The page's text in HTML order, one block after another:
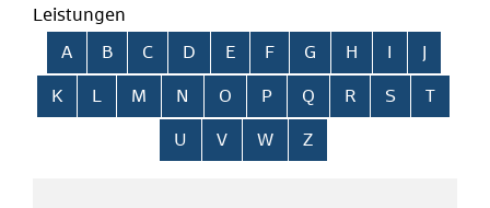
Leistungen
Alphabetisches Register überspringen
A B C D E F G H
K L M N O P Q R S T
U V W Z